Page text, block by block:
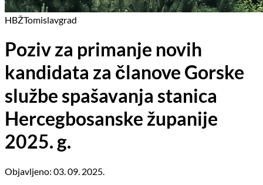
HBŽTomislavgrad
Poziv za primanje novih
kandidata za članove Gorske
službe spašavanja stanica
Hercegbosanske županije
2025. g.
Objavljeno: 03. 09. 2025.